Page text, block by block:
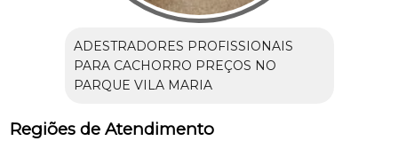
ADESTRADORES PROFISSIONAIS
PARA CACHORRO PREÇOS NO
PARQUE VILA MARIA
Regiões de Atendimento